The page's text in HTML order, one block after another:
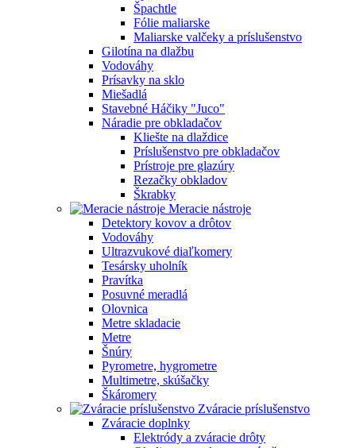
Špachtle
Fólie maliarske
Maliarske valčeky a príslušenstvo
Gilotína na dlažbu
Vodováhy
Prísavky na sklo
Miešadlá
Stavebné Háčiky "Juco"
Náradie pre obkladačov
Kliešte na dlaždice
Príslušenstvo pre obkladačov
Prístroje pre glazúry
Rezačky obkladov
Škrabky
Meracie nástroje
Detektory kovov a drôtov
Vodováhy
Ultrazvukové diaľkomery
Tesársky uholník
Pravítka
Posuvné meradlá
Olovnica
Metre skladacie
Metre
Šnúry
Pyrometre, hygrometre
Multimetre, skúšačky
Škáromery
Zváracie príslušenstvo
Zváracie doplnky
Elektródy a zváracie drôty